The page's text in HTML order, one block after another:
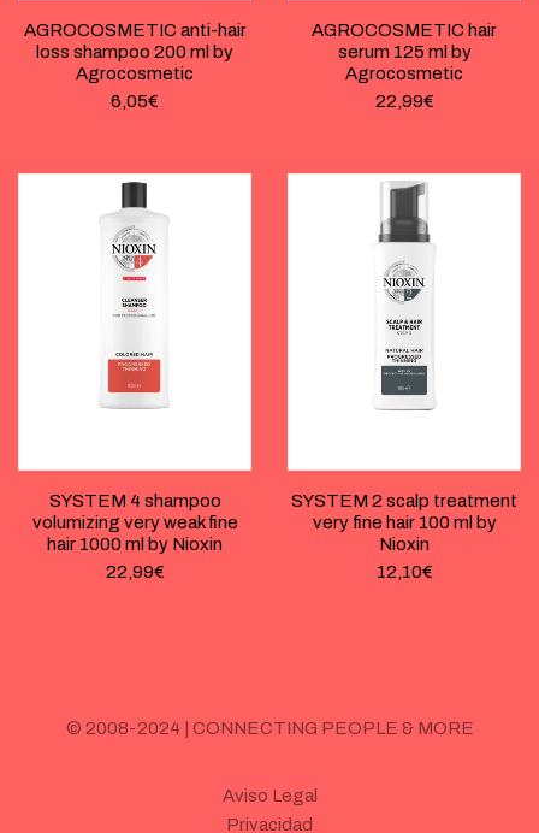
AGROCOSMETIC anti-hair
loss shampoo 200 ml by
Agrocosmetic
6,05€
AGROCOSMETIC hair
serum 125 ml by
Agrocosmetic
22,99€
SYSTEM 4 shampoo
volumizing very weak fine
hair 1000 ml by Nioxin
22,99€
SYSTEM 2 scalp treatment
very fine hair 100 ml by
Nioxin
12,10€
© 2008-2024 | CONNECTING PEOPLE & MORE
Aviso Legal
Privacidad